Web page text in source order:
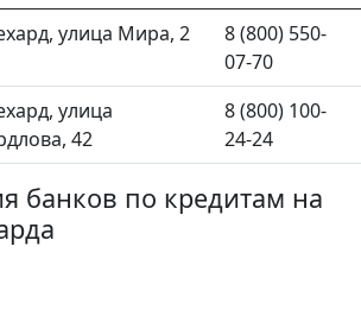
улица Мира, 2
8 (800) 550-
07-70
улица
42
8 (800) 100-
24-24
банков по кредитам на